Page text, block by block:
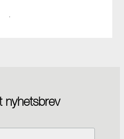
·
nyhetsbrev